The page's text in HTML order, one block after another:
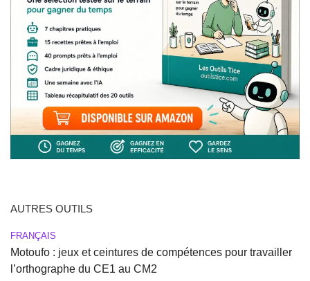
AUTRES OUTILS
FRANÇAIS
Motoufo : jeux et ceintures de compétences pour travailler
l’orthographe du CE1 au CM2